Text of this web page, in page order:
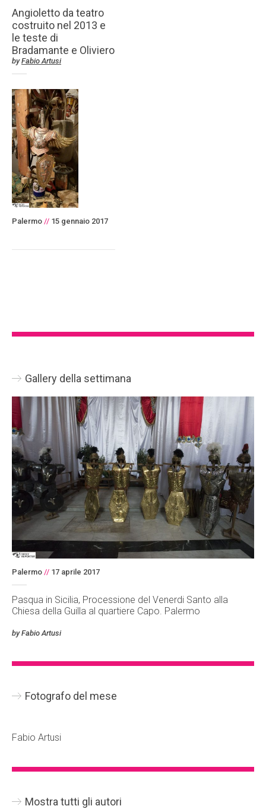
Angioletto da teatro
costruito nel 2013 e
le teste di
Bradamante e Oliviero
byFabio Artusi
Palermo // 15 gennaio 2017
Gallery della settimana
Palermo // 17 aprile 2017
Pasqua in Sicilia, Processione del Venerdi Santo alla
Chiesa della Guilla al quartiere Capo. Palermo
by Fabio Artusi
Fotografo del mese
Fabio Artusi
Mostra tutti gli autori